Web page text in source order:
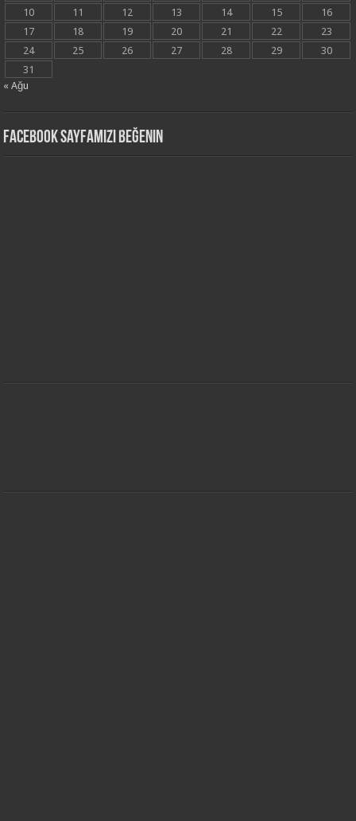
10
11 12 13 14 15
16
17
18 19 20 21 22
23
24
25 26 27 28 29
30
31
« Ağu
Facebook Sayfamızı Beğenin